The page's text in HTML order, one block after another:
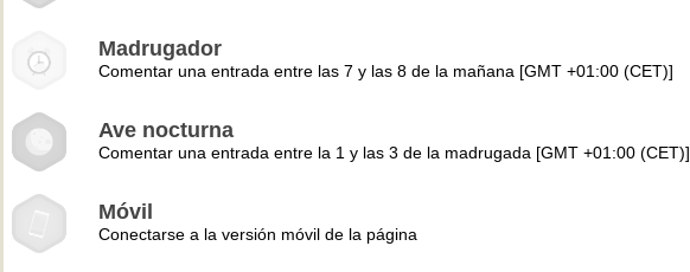
Madrugador
Comentar una entrada entre las 7 y las 8 de la mañana [GMT +01:00 (CET)]
Ave nocturna
Comentar una entrada entre la 1 y las 3 de la madrugada [GMT +01:00 (CET)]
Móvil
Conectarse a la versión móvil de la página